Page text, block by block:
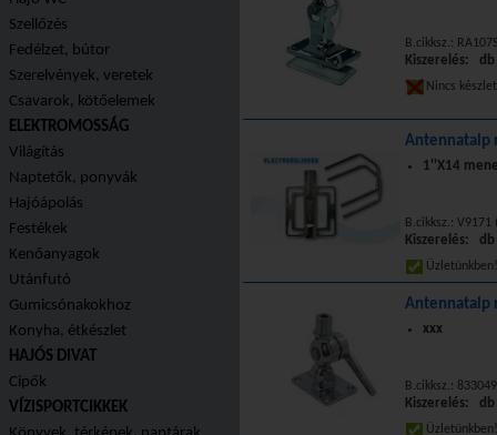
Szellőzés
Fedélzet, bútor
Szerelvények, veretek
Csavarok, kötőelemek
ELEKTROMOSSÁG
Világítás
Naptetők, ponyvák
Hajóápolás
Festékek
Kenőanyagok
Utánfutó
Gumicsónakokhoz
Konyha, étkészlet
HAJÓS DIVAT
Cipők
VÍZISPORTCIKKEK
B.cikksz.:
Kiszerelés: db
Nincs
Antennatalp
1''X14
B.cikksz.: V9171
Kiszerelés: db
Antennatalp
xxx
B.cikksz.:
Kiszerelés: db